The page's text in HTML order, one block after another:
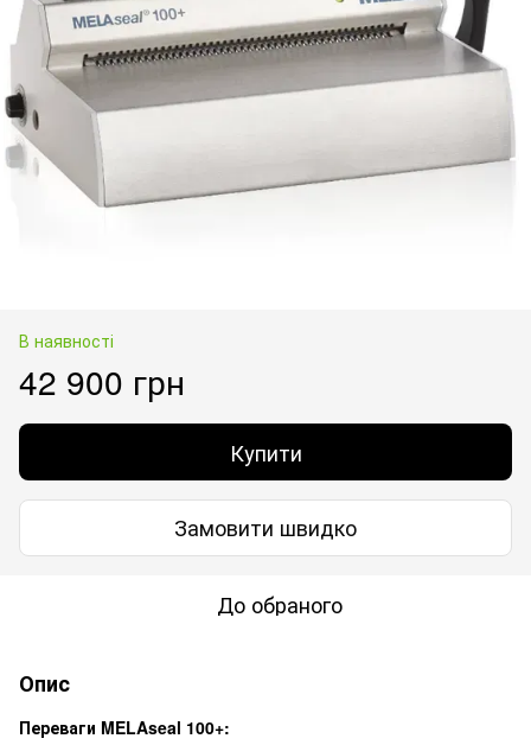
В наявності
42 900 грн
Купити
Замовити швидко
До обраного
Опис
Переваги MELAseal 100+: